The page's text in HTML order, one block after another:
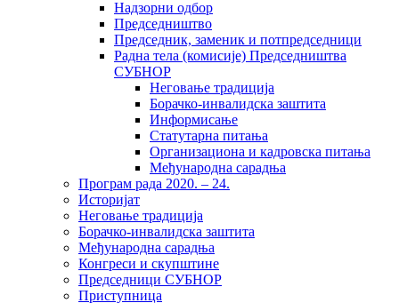
Надзорни одбор
Председништво
Председник, заменик и потпредседници
Радна тела (комисије) Председништва
СУБНОР
Неговање традиција
Борачко-инвалидска заштита
Информисање
Статутарна питања
Организациона и кадровска питања
Међународна сарадња
Програм рада 2020. – 24.
Историјат
Неговање традиција
Борачко-инвалидска заштита
Међународна сарадња
Конгреси и скупштине
Председници СУБНОР
Приступница